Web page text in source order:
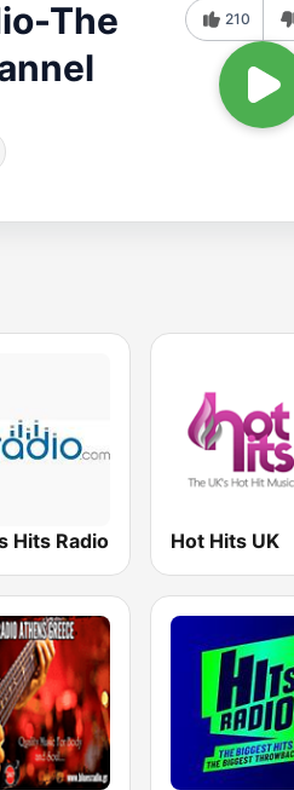
The
210
Hits Radio Hot Hits UK